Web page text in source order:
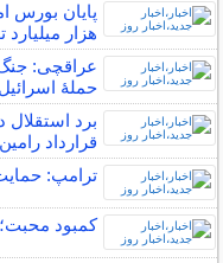
هزار
عراقچی:
حملهٔ
برد
قرارداد
ترامپ:
کمبود